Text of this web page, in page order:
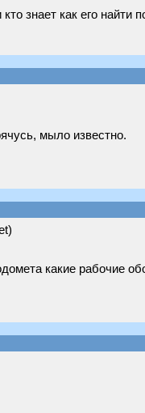
знает как его найти
мыло известно.
какие рабочие